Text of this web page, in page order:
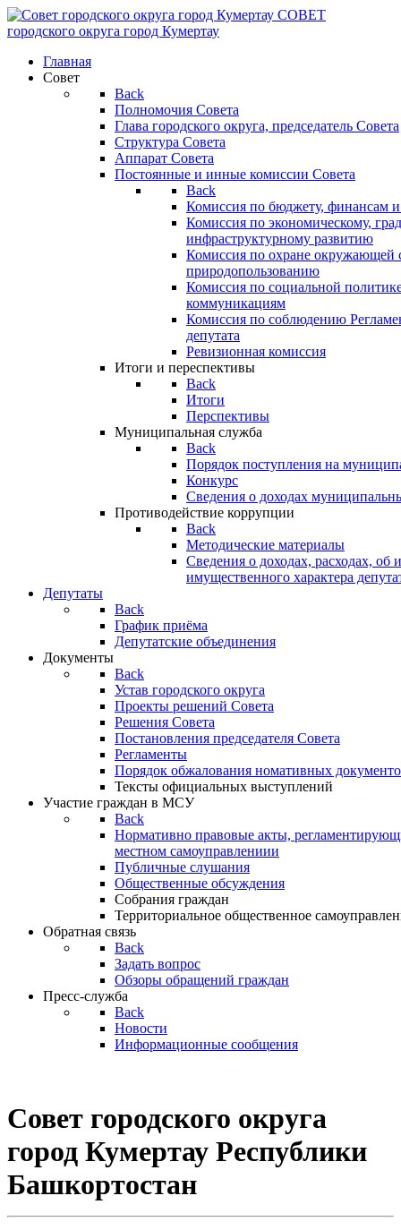
СОВЕТ
городского округа город Кумертау
Главная
Совет
Back
Полномочия Совета
Глава городского округа, председатель Совета
Структура Совета
Аппарат Совета
Постоянные и инные комиссии Совета
Back
Комиссия по бюджету, финансам и
Комиссия по экономическому,
инфраструктурному развитию
Комиссия по охране окружающей
природопользованию
Комиссия по социальной
коммуникациям
Комиссия по соблюдению
депутата
Ревизионная комиссия
Итоги и переспективы
Back
Итоги
Перспективы
Муниципальная служба
Back
Порядок поступления на
Конкурс
Сведения о доходах
Противодействие коррупции
Back
Методические материалы
Сведения о доходах, расходах, об
имущественного характера
Депутаты
Back
График приёма
Депутатские объединения
Документы
Back
Устав городского округа
Проекты решений Совета
Решения Совета
Постановления председателя Совета
Регламенты
Порядок обжалования номативных
Тексты официальных выступлений
Участие граждан в МСУ
Back
Нормативно правовые акты,
местном самоуправлениии
Публичные слушания
Общественные обсуждения
Собрания граждан
Территориальное общественное
Обратная связь
Back
Задать вопрос
Обзоры обращений граждан
Пресс-служба
Back
Новости
Информационные сообщения
Совет городского округа
город Кумертау Республики
Башкортостан